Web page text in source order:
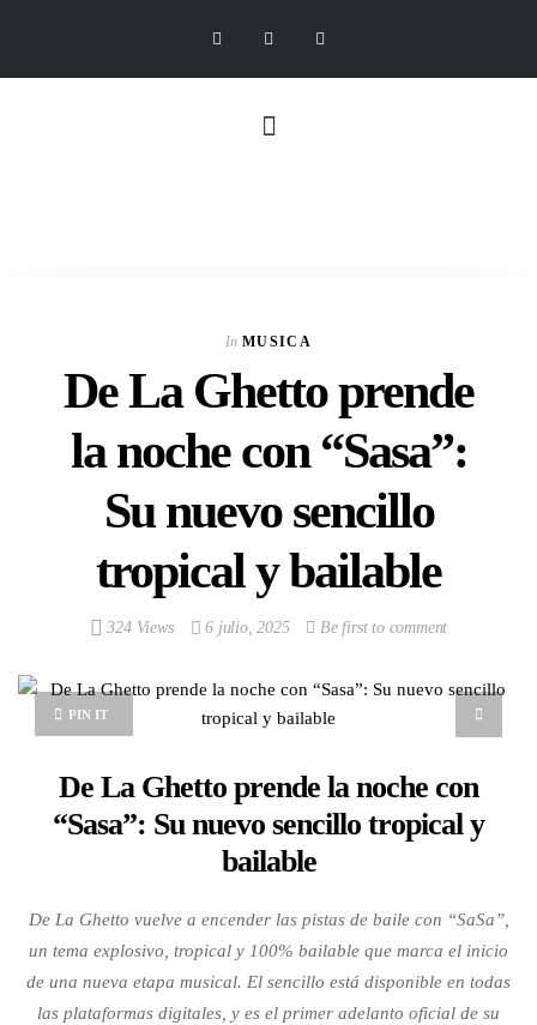
In MUSICA
De La Ghetto prende
la noche con “Sasa”:
Su nuevo sencillo
tropical y bailable
324 Views 6 julio, 2025 Be first to comment
PIN IT
De La Ghetto prende la noche con
“Sasa”: Su nuevo sencillo tropical y
bailable
De La Ghetto vuelve a encender las pistas de baile con “SaSa”,
un tema explosivo, tropical y 100% bailable que marca el inicio
de una nueva etapa musical. El sencillo está disponible en todas
las plataformas digitales, y es el primer adelanto oficial de su